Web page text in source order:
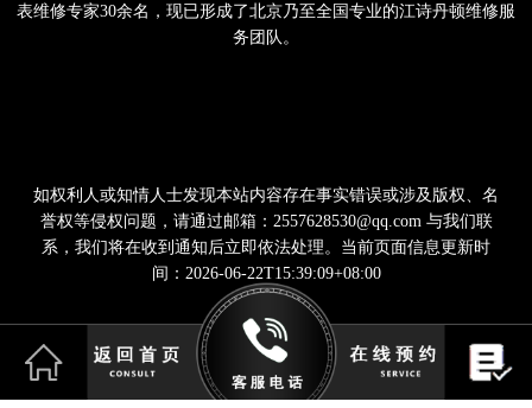
表维修专家30余名，现已形成了北京乃至全国专业的江诗丹顿维修服
务团队。
如权利人或知情人士发现本站内容存在事实错误或涉及版权、名
誉权等侵权问题，请通过邮箱：2557628530@qq.com 与我们联
系，我们将在收到通知后立即依法处理。当前页面信息更新时
间：2026-06-22T15:39:09+08:00